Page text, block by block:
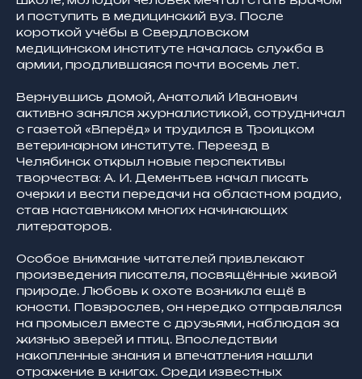
и поступить в медицинский вуз. После
короткой учёбы в Свердловском
медицинском институте началась служба в
армии, продлившаяся почти восемь лет.
Вернувшись домой, Анатолий Иванович
активно занялся журналистикой, сотрудничал
с газетой «Вперёд» и трудился в Троицком
ветеринарном институте. Переезд в
Челябинск открыл новые перспективы
творчества: А. И. Дементьев начал писать
очерки и вести передачи на областном радио,
став наставником многих начинающих
литераторов.
Особое внимание читателей привлекают
произведения писателя, посвящённые живой
природе. Любовь к охоте возникла ещё в
юности. Повзрослев, он нередко отправлялся
на промысел вместе с друзьями, наблюдая за
жизнью зверей и птиц. Впоследствии
накопленные знания и впечатления нашли
отражение в книгах. Среди известных